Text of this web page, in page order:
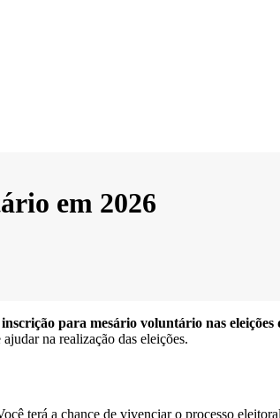
em 2026
inscrição para mesário voluntário nas eleições
na realização das eleições.
terá a chance de vivenciar o processo